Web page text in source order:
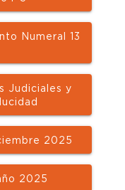
Numeral 13
Judiciales y
2025
2025